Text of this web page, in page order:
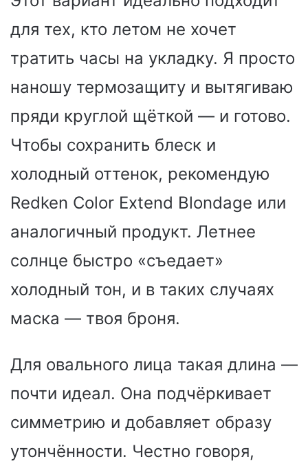
для тех, кто летом не хочет
тратить часы на укладку. Я просто
наношу термозащиту и вытягиваю
пряди круглой щёткой — и готово.
Чтобы сохранить блеск и
холодный оттенок, рекомендую
Redken Color Extend Blondage или
аналогичный продукт. Летнее
солнце быстро «съедает»
холодный тон, и в таких случаях
маска — твоя броня.
Для овального лица такая длина —
почти идеал. Она подчёркивает
симметрию и добавляет образу
утончённости. Честно говоря,